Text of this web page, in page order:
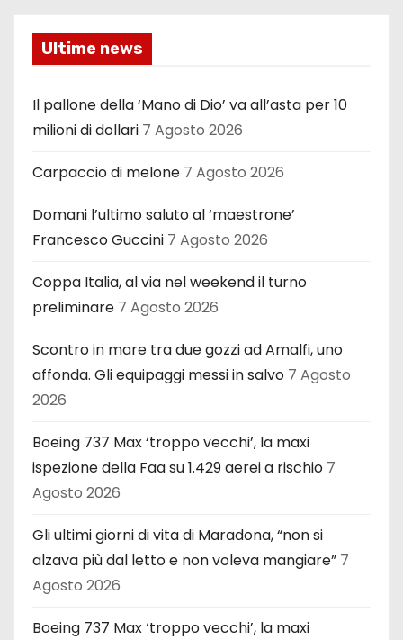
Ultime news
Il pallone della ‘Mano di Dio’ va all’asta per 10
milioni di dollari 7 Agosto 2026
Carpaccio di melone 7 Agosto 2026
Domani l’ultimo saluto al ‘maestrone’
Francesco Guccini 7 Agosto 2026
Coppa Italia, al via nel weekend il turno
preliminare 7 Agosto 2026
Scontro in mare tra due gozzi ad Amalfi, uno
affonda. Gli equipaggi messi in salvo 7 Agosto
2026
Boeing 737 Max ‘troppo vecchi’, la maxi
ispezione della Faa su 1.429 aerei a rischio 7
Agosto 2026
Gli ultimi giorni di vita di Maradona, “non si
alzava più dal letto e non voleva mangiare” 7
Agosto 2026
Boeing 737 Max ‘troppo vecchi’, la maxi